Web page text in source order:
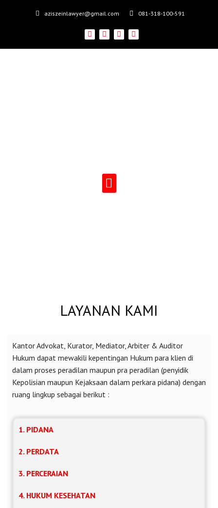
aziszeinlawyer@gmail.com 081-318-100-591
LAYANAN KAMI
Kantor Advokat, Kurator, Mediator, Arbiter & Auditor
Hukum dapat mewakili kepentingan Hukum para klien di
dalam proses peradilan maupun pra peradilan (penyidik
Kepolisian maupun Kejaksaan dalam perkara pidana) dengan
ruang lingkup sebagai berikut :
1. PIDANA
2. PERDATA
3. PERCERAIAN
4. HUKUM KESEHATAN